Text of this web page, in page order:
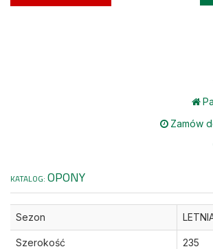
Zamów
KATALOG: OPONY
Sezon
Szerokość 235